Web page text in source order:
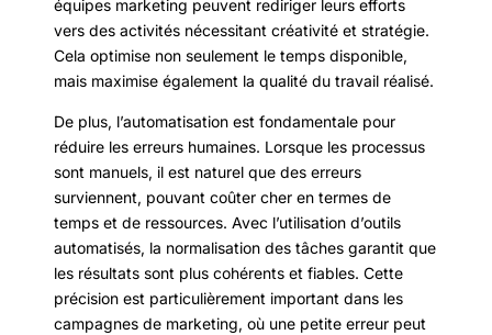
équipes marketing peuvent rediriger leurs efforts
vers des activités nécessitant créativité et stratégie.
Cela optimise non seulement le temps disponible,
mais maximise également la qualité du travail réalisé.
De plus, l’automatisation est fondamentale pour
réduire les erreurs humaines. Lorsque les processus
sont manuels, il est naturel que des erreurs
surviennent, pouvant coûter cher en termes de
temps et de ressources. Avec l’utilisation d’outils
automatisés, la normalisation des tâches garantit que
les résultats sont plus cohérents et fiables. Cette
précision est particulièrement important dans les
campagnes de marketing, où une petite erreur peut